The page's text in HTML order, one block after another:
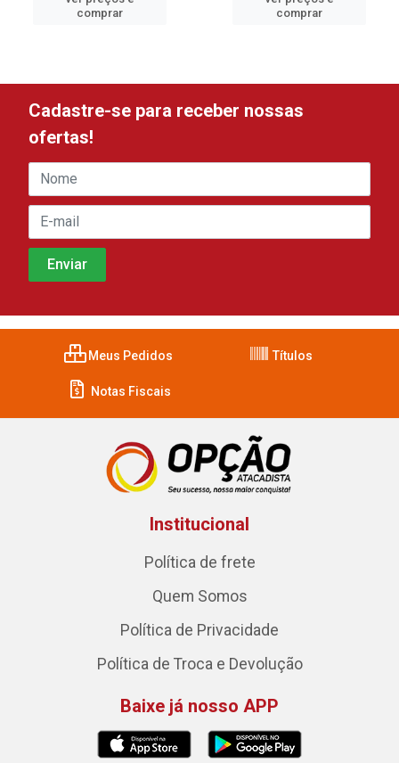
comprar
comprar
Cadastre-se para receber nossas
ofertas!
Meus Pedidos Títulos
Notas Fiscais
Institucional
Política de frete
Quem Somos
Política de Privacidade
Política de Troca e Devolução
Baixe já nosso APP